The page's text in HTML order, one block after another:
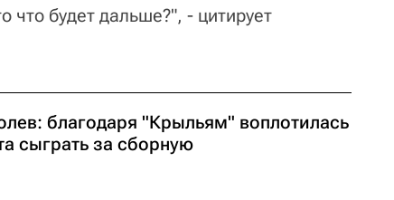
что будет дальше?", - цитирует
благодаря "Крыльям" воплотилась
сыграть за сборную